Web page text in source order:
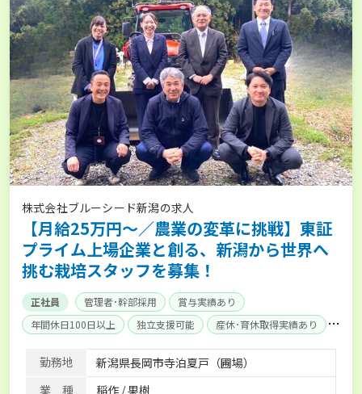
株式会社ブルーシード新潟の求人
【月給25万円〜／農業の変革に挑戦】東証
プライム上場企業と創る、新潟から世界へ
挑む栽培スタッフを募集！
正社員 管理者･幹部採用
賞与実績あり
年間休日100日以上
独立支援可能
産休･育休取得実績あり
社会保険完備
勤務地
新潟県長岡市寺泊夏戸（圃場）
業 種
稲作 / 果樹